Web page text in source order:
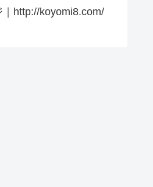
http://koyomi8.com/